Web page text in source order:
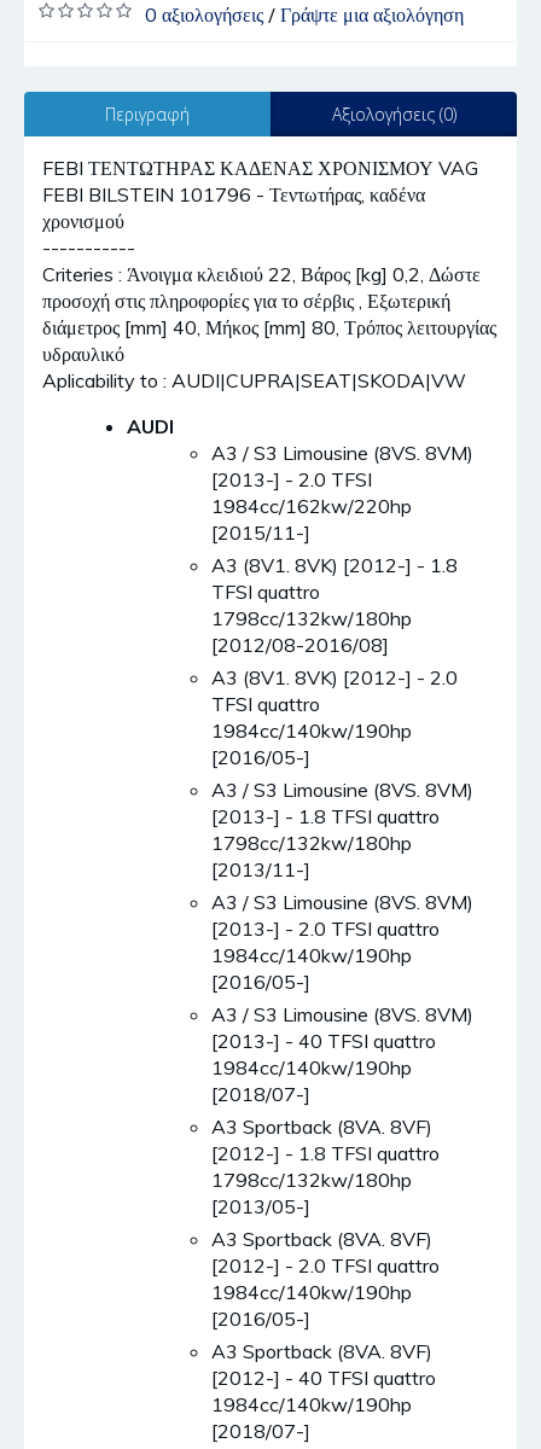
0 αξιολογήσεις/ Γράψτε μια αξιολόγηση
Περιγραφή Αξιολογήσεις (0)
FEBI ΤΕΝΤΩΤΗΡΑΣ ΚΑΔΕΝΑΣ ΧΡΟΝΙΣΜΟΥ VAG
FEBI BILSTEIN 101796 - Τεντωτήρας, καδένα
χρονισμού
-----------
Criteries : Άνοιγμα κλειδιού 22, Βάρος [kg] 0,2, Δώστε
προσοχή στις πληροφορίες για το σέρβις , Εξωτερική
διάμετρος [mm] 40, Μήκος [mm] 80, Τρόπος λειτουργίας
υδραυλικό
Aplicability to : AUDI|CUPRA|SEAT|SKODA|VW
AUDI
A3 / S3 Limousine (8VS. 8VM)
[2013-] - 2.0 TFSI
1984cc/162kw/220hp
[2015/11-]
A3 (8V1. 8VK) [2012-] - 1.8
TFSI quattro
1798cc/132kw/180hp
[2012/08-2016/08]
A3 (8V1. 8VK) [2012-] - 2.0
TFSI quattro
1984cc/140kw/190hp
[2016/05-]
A3 / S3 Limousine (8VS. 8VM)
[2013-] - 1.8 TFSI quattro
1798cc/132kw/180hp
[2013/11-]
A3 / S3 Limousine (8VS. 8VM)
[2013-] - 2.0 TFSI quattro
1984cc/140kw/190hp
[2016/05-]
A3 / S3 Limousine (8VS. 8VM)
[2013-] - 40 TFSI quattro
1984cc/140kw/190hp
[2018/07-]
A3 Sportback (8VA. 8VF)
[2012-] - 1.8 TFSI quattro
1798cc/132kw/180hp
[2013/05-]
A3 Sportback (8VA. 8VF)
[2012-] - 2.0 TFSI quattro
1984cc/140kw/190hp
[2016/05-]
A3 Sportback (8VA. 8VF)
[2012-] - 40 TFSI quattro
1984cc/140kw/190hp
[2018/07-]